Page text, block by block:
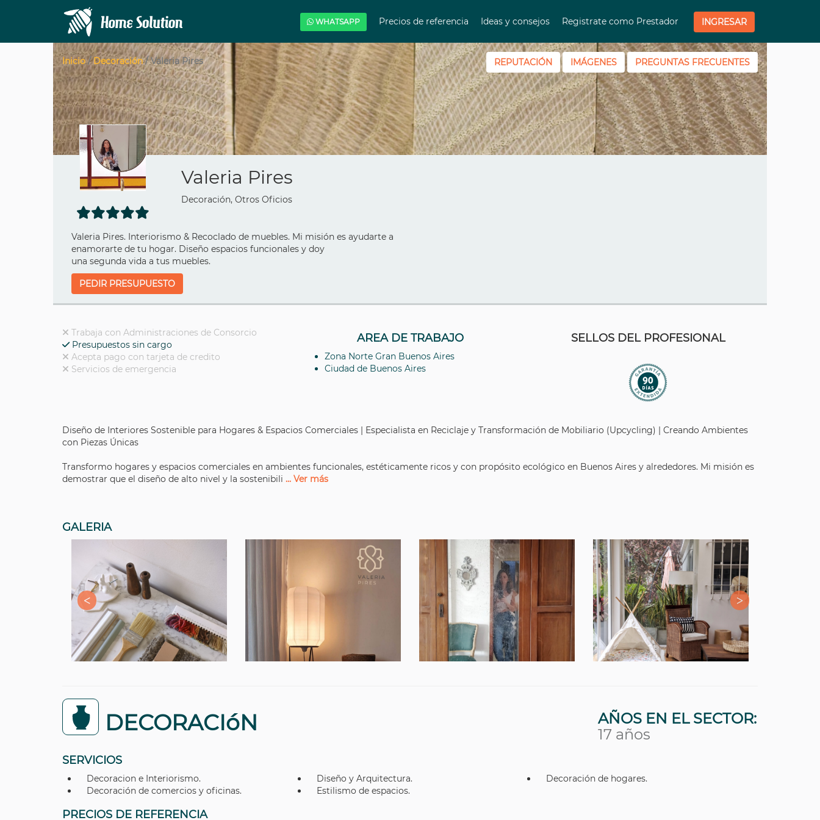
WHATSAPP Precios de referencia Ideas y consejos Registrate como Prestador INGRESAR
Inicio/Decoración/ Valeria Pires REPUTACIÓN IMÁGENES PREGUNTAS FRECUENTES
Valeria Pires
Decoración, Otros Oficios
Valeria Pires. Interiorismo & Recoclado de muebles. Mi misión es ayudarte a
enamorarte de tu hogar. Diseño espacios funcionales y doy
una segunda vida a tus muebles.
PEDIR PRESUPUESTO
Trabaja con Administraciones de Consorcio
Presupuestos sin cargo
Acepta pago con tarjeta de credito
Servicios de emergencia
AREA DE TRABAJO
Zona Norte Gran Buenos Aires
Ciudad de Buenos Aires
SELLOS DEL PROFESIONAL
Diseño de Interiores Sostenible para Hogares & Espacios Comerciales | Especialista en Reciclaje y Transformación de Mobiliario (Upcycling) | Creando Ambientes
con Piezas Únicas
Transformo hogares y espacios comerciales en ambientes funcionales, estéticamente ricos y con propósito ecológico en Buenos Aires y alrededores. Mi misión es
demostrar que el diseño de alto nivel y la sostenibili ... Ver más
GALERIA
DECORACIóN
AÑOS EN EL SECTOR:
17 años
SERVICIOS
Decoracion e Interiorismo. Diseño y Arquitectura.
Decoración de hogares.
Decoración de comercios y oficinas.
Estilismo de espacios.
PRECIOS DE REFERENCIA